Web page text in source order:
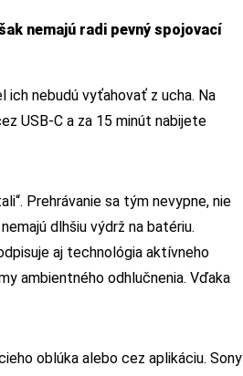
nemajú radi pevný spojovací
ich nebudú vyťahovať z ucha. Na
USB-C a za 15 minút nabijete
Prehrávanie sa tým nevypne, nie
dlhšiu výdrž na batériu.
aj technológia aktívneho
ambientného odhlučnenia. Vďaka
oblúka alebo cez aplikáciu. Sony